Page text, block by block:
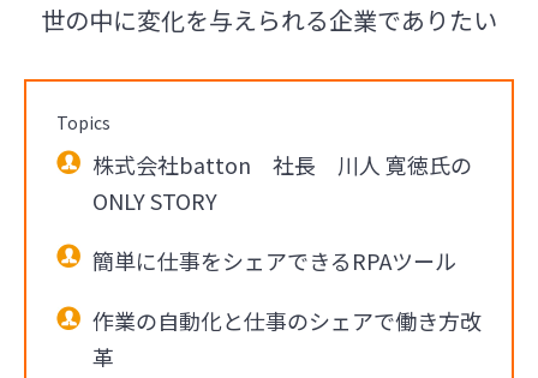
世の中に変化を与えられる企業でありたい
Topics
株式会社batton 社長 川人 寛徳氏の
ONLY STORY
簡単に仕事をシェアできるRPAツール
作業の自動化と仕事のシェアで働き方改
革